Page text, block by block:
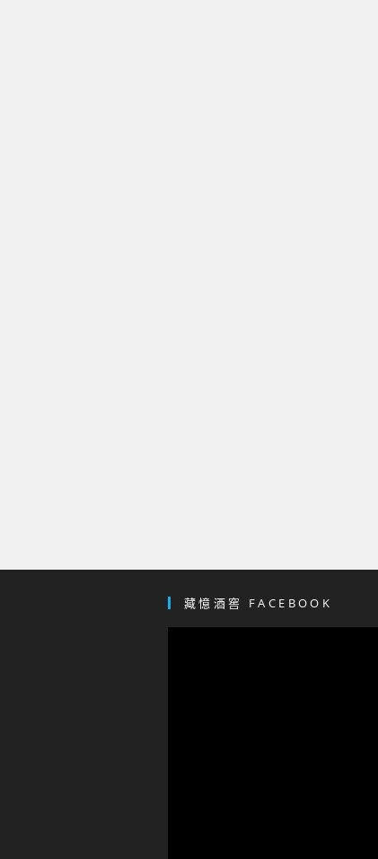
藏憶酒窖 FACEBOOK